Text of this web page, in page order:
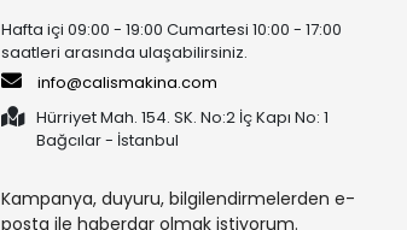
Hafta içi 09:00 - 19:00 Cumartesi 10:00 - 17:00
saatleri arasında ulaşabilirsiniz.
info@calismakina.com
Hürriyet Mah. 154. SK. No:2 İç Kapı No: 1
Bağcılar - İstanbul
Kampanya, duyuru, bilgilendirmelerden e-
posta ile haberdar olmak istiyorum.